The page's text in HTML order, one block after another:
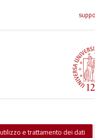
e trattamento dei dati